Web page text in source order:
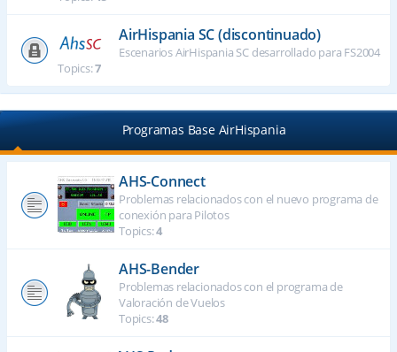
AirHispania SC (discontinuado)
Escenarios AirHispania SC desarrollado para FS2004
Topics:7
Programas Base AirHispania
AHS-Connect
Problemas relacionados con el nuevo programa de
conexión para Pilotos
Topics:4
AHS-Bender
Problemas relacionados con el programa de
Valoración de Vuelos
Topics:48